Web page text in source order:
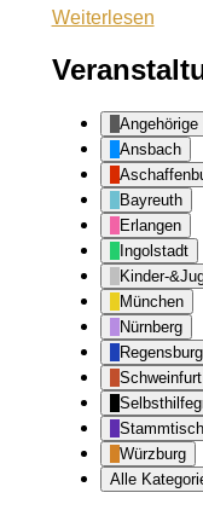
Erlangen
Weiterlesen
Angehörige
Ansbach
Bayreuth
Erlangen
Ingolstadt
Kinder-
München
Nürnberg
Regensburg
Schweinfurt
Stammtisch
Würzburg
Alle